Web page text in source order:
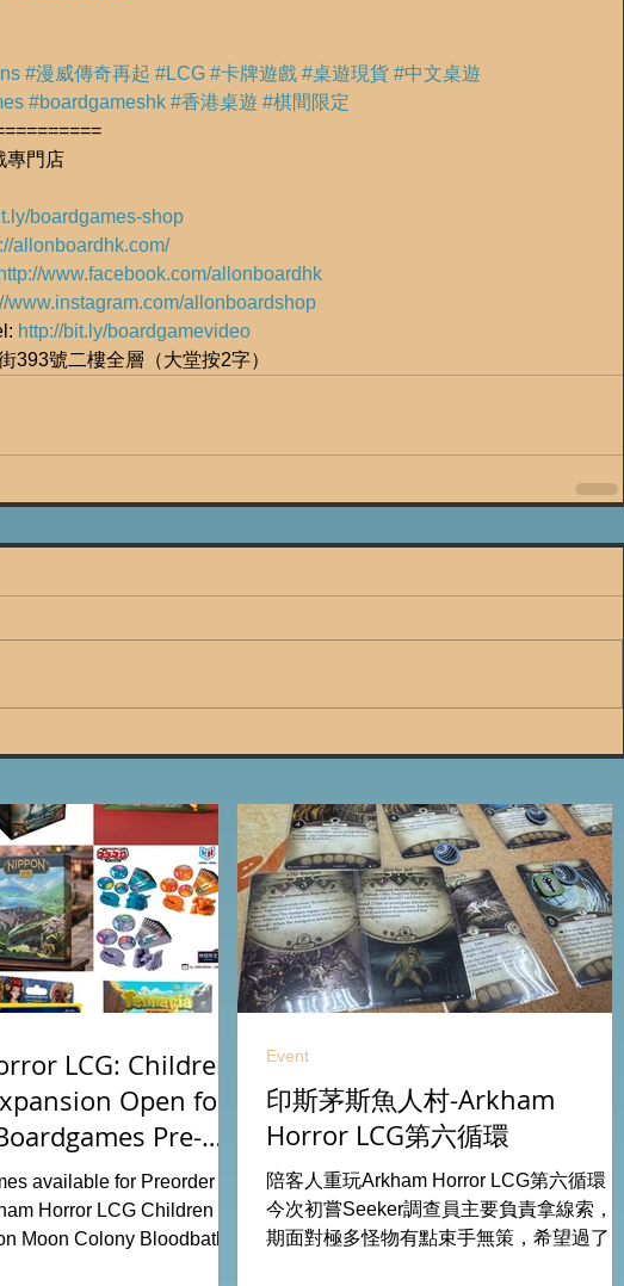
#漫威傳奇再起 #LCG #卡牌遊戲 #桌遊現貨 #中文桌遊
#boardgameshk #香港桌遊 #棋間限定
專門店
boardgames-shop
allonboardhk.com/
http://www.facebook.com/allonboardhk
www.instagram.com/allonboardshop
http://bit.ly/boardgamevideo
393號二樓全層（大堂按2字）
LCG: Children
Open for
Pre-
July2026
available for Preorder for
Horror LCG Children Of
Moon Colony Bloodbath
印斯茅斯魚人村-Arkham
Horror LCG第六循環
陪客人重玩Arkham Horror LCG第六循環，
今次初嘗Seeker調查員主要負責拿線索，初
期面對極多怪物有點束手無策，希望過了三
Event